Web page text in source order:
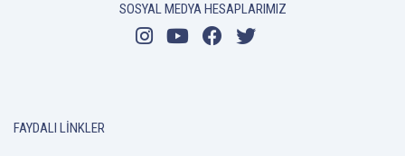
Neden Turgutreis Kiralık Villa Tercih
bakımından zengin sayılabilecek bir turizm
SOSYAL MEDYA HESAPLARIMIZ
FAYDALI LINKLER